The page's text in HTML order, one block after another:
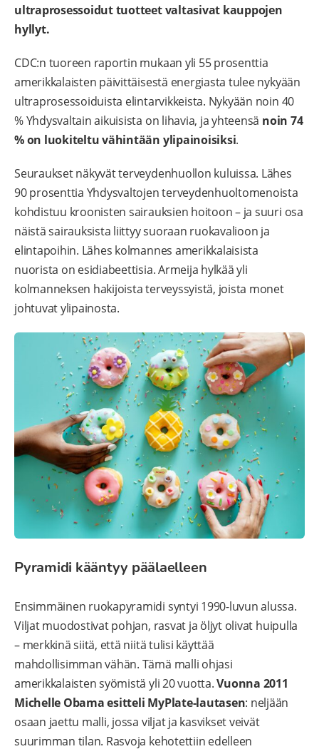
ultraprosessoidut tuotteet valtasivat kauppojen
hyllyt.
CDC:n tuoreen raportin mukaan yli 55 prosenttia
amerikkalaisten päivittäisestä energiasta tulee nykyään
ultraprosessoiduista elintarvikkeista. Nykyään noin 40
% Yhdysvaltain aikuisista on lihavia, ja yhteensä noin 74
% on luokiteltu vähintään ylipainoisiksi.
Seuraukset näkyvät terveydenhuollon kuluissa. Lähes
90 prosenttia Yhdysvaltojen terveydenhuoltomenoista
kohdistuu kroonisten sairauksien hoitoon – ja suuri osa
näistä sairauksista liittyy suoraan ruokavalioon ja
elintapoihin. Lähes kolmannes amerikkalaisista
nuorista on esidiabeettisia. Armeija hylkää yli
kolmanneksen hakijoista terveyssyistä, joista monet
johtuvat ylipainosta.
Pyramidi kääntyy päälaelleen
Ensimmäinen ruokapyramidi syntyi 1990-luvun alussa.
Viljat muodostivat pohjan, rasvat ja öljyt olivat huipulla
– merkkinä siitä, että niitä tulisi käyttää
mahdollisimman vähän. Tämä malli ohjasi
amerikkalaisten syömistä yli 20 vuotta.Vuonna 2011
Michelle Obama esitteli MyPlate-lautasen: neljään
osaan jaettu malli, jossa viljat ja kasvikset veivät
suurimman tilan. Rasvoja kehotettiin edelleen